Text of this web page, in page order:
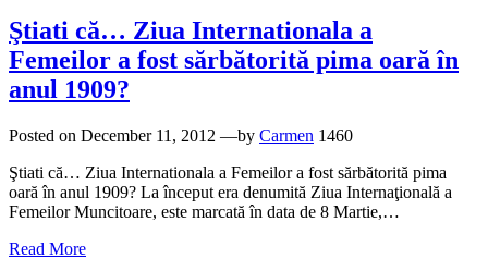
Ştiati că… Ziua Internationala a
Femeilor a fost sărbătorită pima oară în
anul 1909?
Posted on December 11, 2012 —by Carmen 1460
Ştiati că… Ziua Internationala a Femeilor a fost sărbătorită pima
oară în anul 1909? La început era denumită Ziua Internaţională a
Femeilor Muncitoare, este marcată în data de 8 Martie,…
Read More